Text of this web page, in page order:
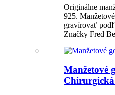
Originálne
925.
gravírovať
Značky Fred
Manžetové